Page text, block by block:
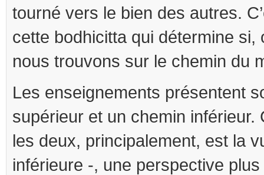
tourné vers le bien des autres.
cette bodhicitta qui détermine si,
nous trouvons sur le chemin du
Les enseignements présentent
supérieur et un chemin inférieur.
les deux, principalement, est la
inférieure -, une perspective